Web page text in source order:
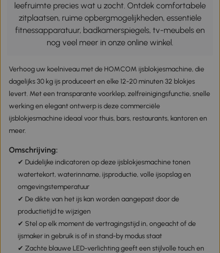
leefruimte precies wat u zocht. Ontdek comfortabele
zitplaatsen, ruime opbergmogelijkheden, essentiële
fitnessapparatuur, badkamerspiegels, tv-meubels en
nog veel meer in onze online winkel.
Verhoog uw koelniveau met de HOMCOM ijsblokjesmachine, die
dagelijks 30 kg ijs produceert en elke 12-20 minuten 32 blokjes
levert. Met een transparante voorklep, zelfreinigingsfunctie, snelle
werking en elegant ontwerp is deze commerciële
ijsblokjesmachine ideaal voor thuis, bars, restaurants, kantoren en
meer.
Omschrijving:
✔ Duidelijke indicatoren op deze ijsblokjesmachine tonen
watertekort, waterinname, ijsproductie, volle ijsopslag en
omgevingstemperatuur
✔ De dikte van het ijs kan worden aangepast door de
productietijd te wijzigen
✔ Stel op elk moment de vertragingstijd in, ongeacht of de
ijsmaker in gebruik is of in stand-by modus staat
✔ Zachte blauwe LED-verlichting geeft een stijlvolle touch en